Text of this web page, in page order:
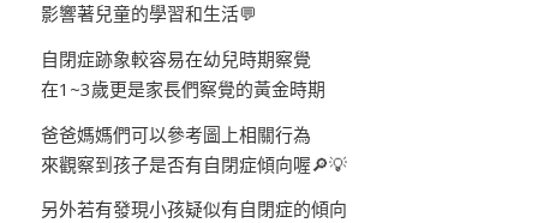
影響著兒童的學習和生活💬
自閉症跡象較容易在幼兒時期察覺
在1~3歲更是家長們察覺的黃金時期
爸爸媽媽們可以參考圖上相關行為
來觀察到孩子是否有自閉症傾向喔🔎💡
另外若有發現小孩疑似有自閉症的傾向